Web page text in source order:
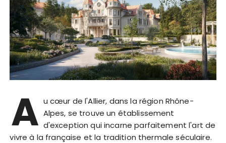
A u cœur de l'Allier, dans la région Rhône-
Alpes, se trouve un établissement
d'exception qui incarne parfaitement l'art de
vivre à la française et la tradition thermale séculaire.